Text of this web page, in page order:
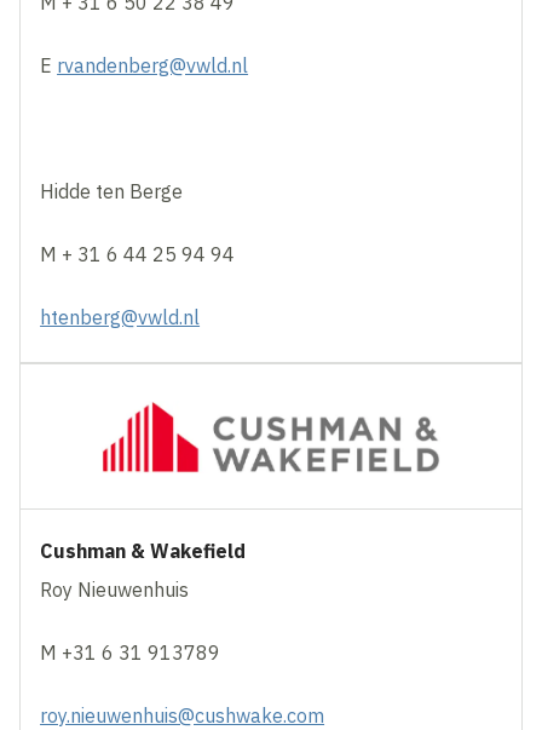
E rvandenberg@vwld.nl
Hidde ten Berge
M + 31 6 44 25 94 94
htenberg@vwld.nl
Cushman & Wakefield
Roy Nieuwenhuis
M +31 6 31 913789
roy.nieuwenhuis@cushwake.com